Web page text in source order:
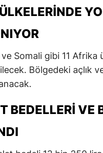
Erzurum
Giresun
Hakkari
Isparta
Somali gibi 11
Bölgedeki açlık
BEDELLERI VE